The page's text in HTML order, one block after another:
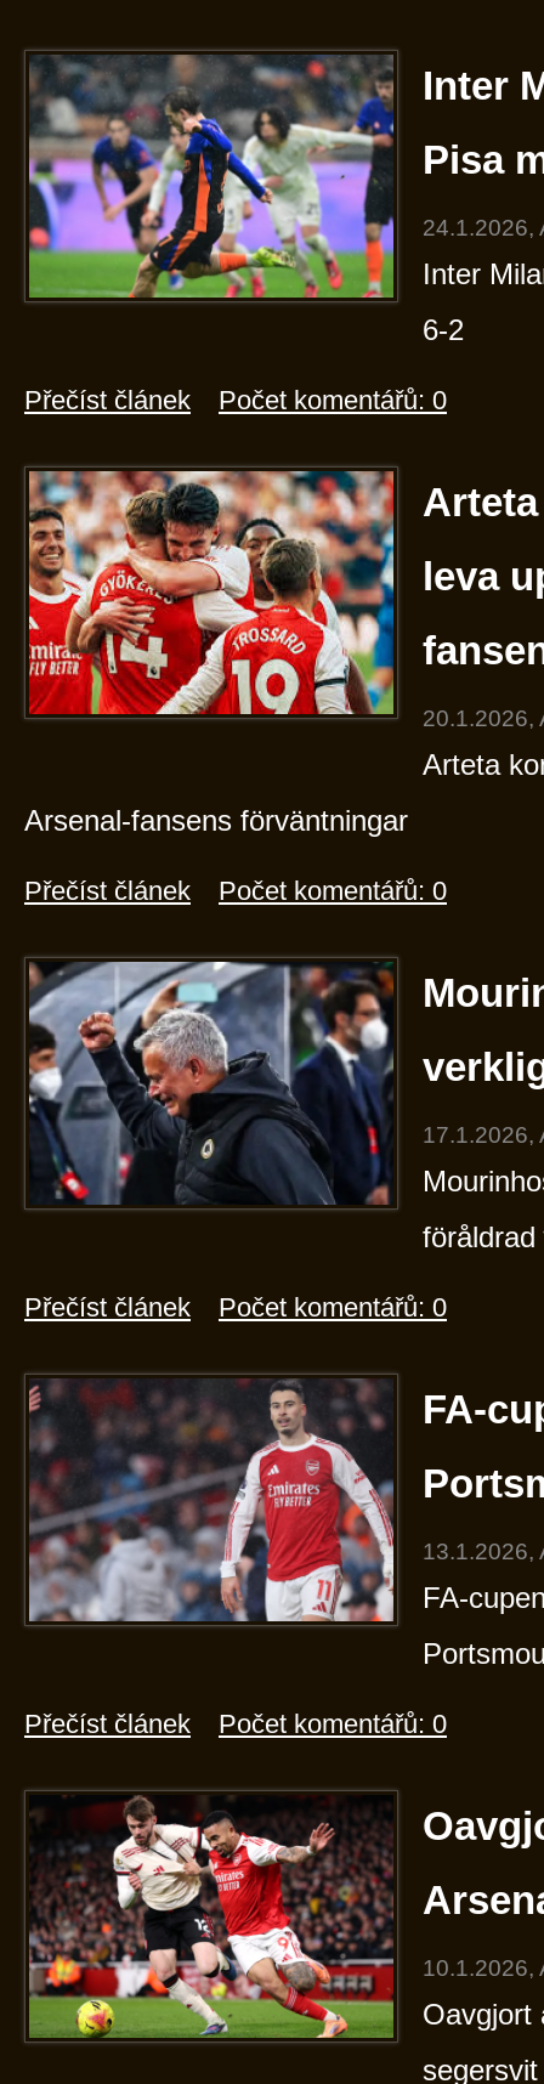
Inter
Pisa
24.1.2026,
Inter
6-2
Přečíst článek Počet komentářů: 0
leva
20.1.2026,
Arteta
Arsenal-fansens förväntningar
Přečíst článek Počet komentářů: 0
17.1.2026,
föråldrad
Přečíst článek Počet komentářů: 0
FA-
13.1.2026,
FA-
Přečíst článek Počet komentářů: 0
10.1.2026,
Oavgjort
segersvit